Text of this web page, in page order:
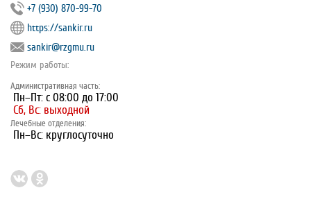
+7 (930) 870-99-70
https://sankir.ru
sankir@rzgmu.ru
Режим работы:
Административная часть:
Пн–Пт: с 08:00 до 17:00
Сб, Вс: выходной
Лечебные отделения:
Пн–Вс: круглосуточно